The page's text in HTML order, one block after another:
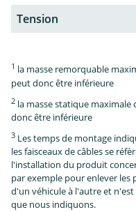
Tension
1 la masse remorquable
peut donc être inférieure
2 la masse statique
donc être inférieure
3 Les temps de montage
les faisceaux de câbles se
l'installation du produit
par exemple pour enlever
d'un véhicule à l'autre et
que nous indiquons.